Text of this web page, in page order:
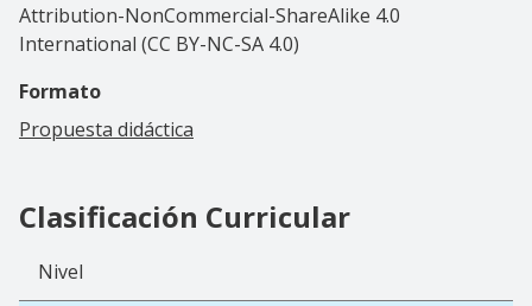
Attribution-NonCommercial-ShareAlike 4.0
International (CC BY-NC-SA 4.0)
Formato
Propuesta didáctica
Clasificación Curricular
Nivel